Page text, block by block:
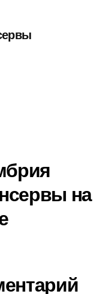
на